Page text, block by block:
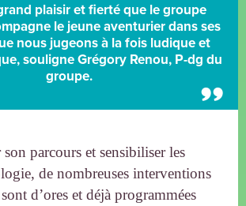
plaisir et fierté que le groupe
le jeune aventurier dans ses
nous jugeons à la fois ludique et
souligne Grégory Renou, P-dg du
groupe.
parcours et sensibiliser les
de nombreuses interventions
d’ores et déjà programmées